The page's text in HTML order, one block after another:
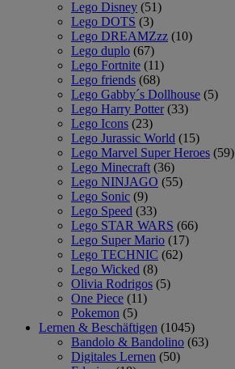
Lego Disney (51)
Lego DOTS (3)
Lego DREAMZzz (10)
Lego duplo (67)
Lego Fortnite (11)
Lego friends (68)
Lego Gabby´s Dollhouse (5)
Lego Harry Potter (33)
Lego Icons (23)
Lego Jurassic World (15)
Lego Marvel Super Heroes (59)
Lego Minecraft (36)
Lego NINJAGO (55)
Lego Sonic (9)
Lego Speed (33)
Lego STAR WARS (66)
Lego Super Mario (17)
Lego TECHNIC (62)
Lego Wicked (8)
Olivia Rodrigos (5)
One Piece (11)
Pokemon (5)
Lernen & Beschäftigen (1045)
Bandolo & Bandolino (63)
Digitales Lernen (50)